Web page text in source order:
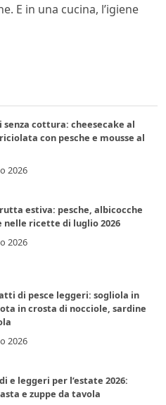
E in una cucina, l’igiene
senza cottura: cheesecake al
con pesche e mousse al
2026
estiva: pesche, albicocche
nelle ricette di luglio 2026
2026
di pesce leggeri: sogliola in
in crosta di nocciole, sardine
2026
e leggeri per l’estate 2026:
e zuppe da tavola